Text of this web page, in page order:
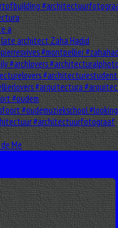
a
#oudem
Me